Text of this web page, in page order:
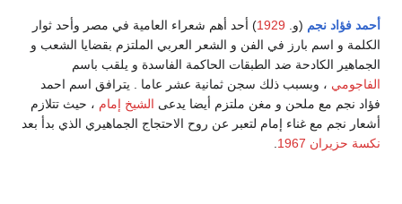
أحمد فؤاد نجم (و. 1929) أحد أهم شعراء العامية في مصر وأحد ثوار
الكلمة و اسم بارز في الفن و الشعر العربي الملتزم بقضايا الشعب و
الجماهير الكادحة ضد الطبقات الحاكمة الفاسدة و يلقب باسم
الفاجومي ، وبسبب ذلك سجن ثمانية عشر عاما . يترافق اسم احمد
فؤاد نجم مع ملحن و مغن ملتزم أيضا يدعى الشيخ إمام ، حيث تتلازم
أشعار نجم مع غناء إمام لتعبر عن روح الاحتجاج الجماهيري الذي بدأ بعد
نكسة حزيران 1967